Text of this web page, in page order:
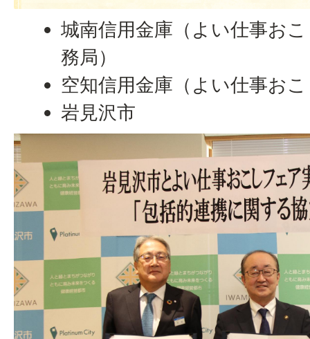
城南信用金庫（よい仕事お
務局）
空知信用金庫（よい仕事お
岩見沢市